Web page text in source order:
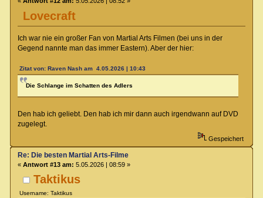
Lovecraft
Ich war nie ein großer Fan von Martial Arts Filmen (bei uns in der
Gegend nannte man das immer Eastern). Aber der hier:
Zitat von: Raven Nash am 4.05.2026 | 10:43
Die Schlange im Schatten des Adlers
Den hab ich geliebt. Den hab ich mir dann auch irgendwann auf DVD
zugelegt.
Gespeichert
Taktikus
Username: Taktikus
Re: Die besten Martial Arts-Filme
« Antwort #13 am: 5.05.2026 | 08:59 »